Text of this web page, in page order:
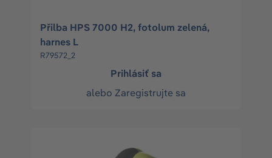
Přilba HPS 7000 H2, fotolum zelená,
harnes L
R79572_2
Prihlásiť sa
alebo Zaregistrujte sa